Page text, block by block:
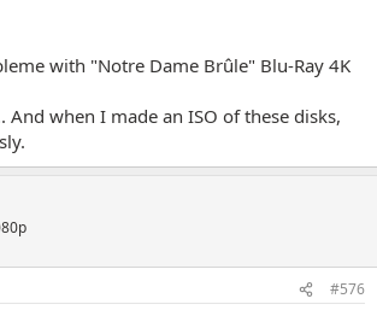
with "Notre Dame Brûle" Blu-Ray 4K
when I made an ISO of these disks,
#576